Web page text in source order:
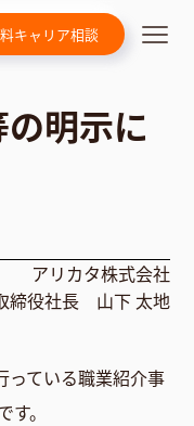
キャリア相談
明示に
アリカタ株式会社
締役社長 山下 太地
っている職業紹介事
。